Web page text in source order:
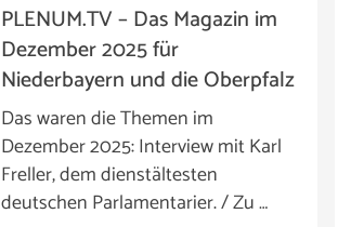
PLENUM.TV – Das Magazin im
Dezember 2025 für
Niederbayern und die Oberpfalz
Das waren die Themen im
Dezember 2025: Interview mit Karl
Freller, dem dienstältesten
deutschen Parlamentarier. / Zu …